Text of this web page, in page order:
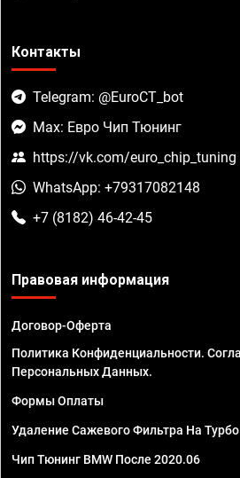
Контакты
Telegram: @EuroCT_bot
Max: Евро Чип Тюнинг
https://vk.com/euro_chip_tuning
WhatsApp: +79317082148
+7 (8182) 46-42-45
Правовая информация
Договор-Оферта
Политика Конфиденциальности.
Персональных Данных.
Формы Оплаты
Удаление Сажевого Фильтра На
Чип Тюнинг BMW После 2020.06